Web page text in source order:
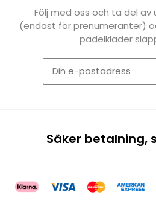
Följ med oss och ta del av
(endast för prenumeranter)
padelkläder
Säker betalning,